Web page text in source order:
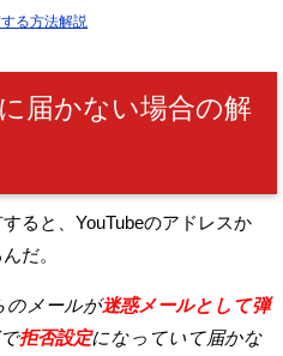
る方法解説
届かない場合の解
ると、 YouTubeのアドレスか
だ。
のメールが迷惑メールとして弾
拒否設定になっていて届かな